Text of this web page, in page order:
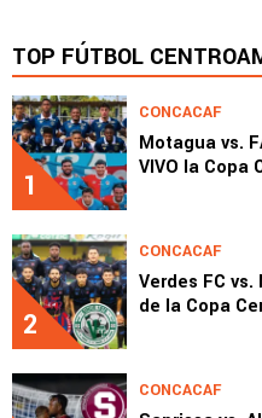
TOP FÚTBOL
1
CONCACAF
Motagua vs.
VIVO la Copa
2
CONCACAF
Verdes FC vs.
de la Copa
CONCACAF